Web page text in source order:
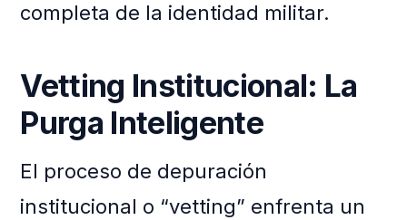
completa de la identidad militar.
Vetting Institucional: La
Purga Inteligente
El proceso de depuración
institucional o “vetting” enfrenta un